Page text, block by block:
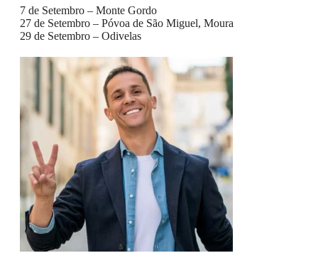
7 de Setembro – Monte Gordo
27 de Setembro – Póvoa de São Miguel, Moura
29 de Setembro – Odivelas